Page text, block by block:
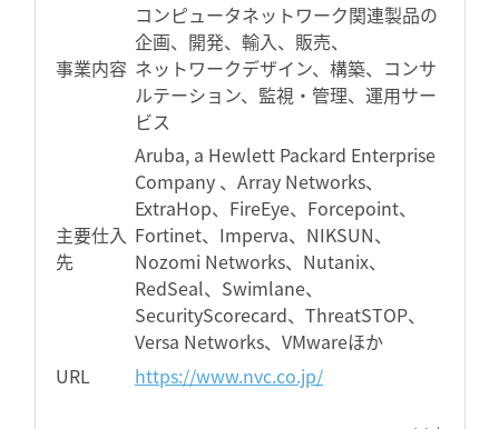
事業内容
コンピュータネットワーク関連製品の
企画、開発、輸入、販売、
ネットワークデザイン、構築、コンサ
ルテーション、監視・管理、運用サー
ビス
主要仕入
先
Aruba, a Hewlett Packard Enterprise
Company 、Array Networks、
ExtraHop、FireEye、Forcepoint、
Fortinet、Imperva、NIKSUN、
Nozomi Networks、Nutanix、
RedSeal、Swimlane、
SecurityScorecard、ThreatSTOP、
Versa Networks、VMwareほか
URL
https://www.nvc.co.jp/